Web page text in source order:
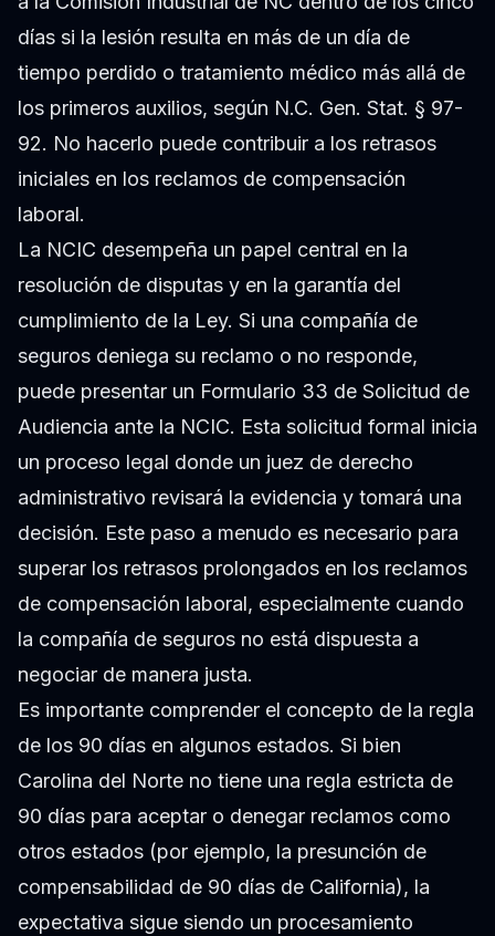
días si la lesión resulta en más de un día de
tiempo perdido o tratamiento médico más allá de
los primeros auxilios, según N.C. Gen. Stat. § 97-
92. No hacerlo puede contribuir a los retrasos
iniciales en los reclamos de compensación
laboral.
La NCIC desempeña un papel central en la
resolución de disputas y en la garantía del
cumplimiento de la Ley. Si una compañía de
seguros deniega su reclamo o no responde,
puede presentar un Formulario 33 de Solicitud de
Audiencia ante la NCIC. Esta solicitud formal inicia
un proceso legal donde un juez de derecho
administrativo revisará la evidencia y tomará una
decisión. Este paso a menudo es necesario para
superar los retrasos prolongados en los reclamos
de compensación laboral, especialmente cuando
la compañía de seguros no está dispuesta a
negociar de manera justa.
Es importante comprender el concepto de la regla
de los 90 días en algunos estados. Si bien
Carolina del Norte no tiene una regla estricta de
90 días para aceptar o denegar reclamos como
otros estados (por ejemplo, la presunción de
compensabilidad de 90 días de California), la
expectativa sigue siendo un procesamiento